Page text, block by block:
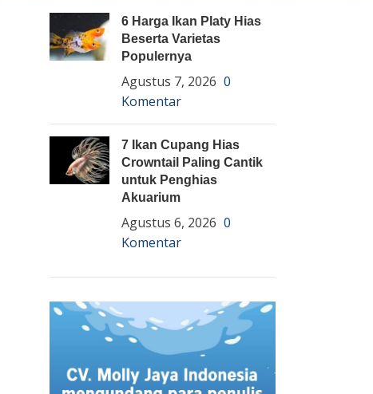
6 Harga Ikan Platy Hias
Beserta Varietas
Populernya
Agustus 7, 2026 0
Komentar
7 Ikan Cupang Hias
Crowntail Paling Cantik
untuk Penghias
Akuarium
Agustus 6, 2026 0
Komentar